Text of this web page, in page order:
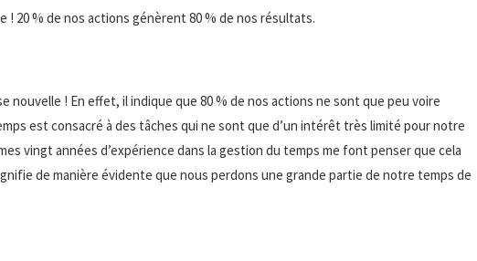
20 % de nos actions génèrent 80 % de nos résultats.
nouvelle ! En effet, il indique que 80 % de nos actions ne sont que peu voire
est consacré à des tâches qui ne sont que d’un intérêt très limité pour notre
vingt années d’expérience dans la gestion du temps me font penser que cela
de manière évidente que nous perdons une grande partie de notre temps de